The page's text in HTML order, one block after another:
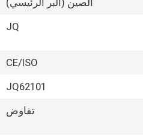
الصين (البر الرئيسي)
JQ
CE/ISO
JQ62101
تفاوض